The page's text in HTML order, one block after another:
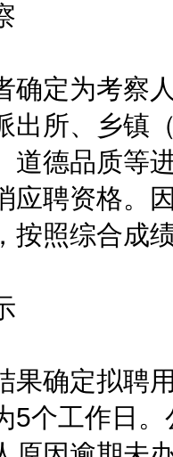
定为考察人
出所、乡镇
道德品质等
应聘资格。
按照综合成
确定拟聘用
5个工作日